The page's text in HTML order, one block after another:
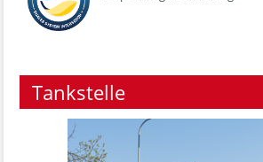
Tankstelle